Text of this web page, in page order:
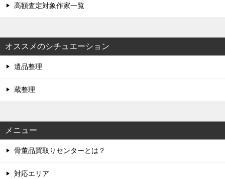
高額査定対象作家一覧
オススメのシチュエーション
遺品整理
蔵整理
メニュー
骨董品買取りセンターとは？
対応エリア